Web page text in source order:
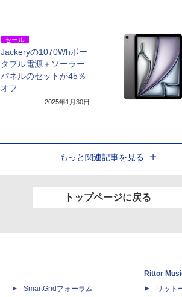
セール
Jackeryの1070Whポー
タブル電源＋ソーラー
パネルのセットが45％
オフ
2025年1月30日
もっと関連記事を見る
トップページに戻る
SmartGridフォーラム
Rittor
リット